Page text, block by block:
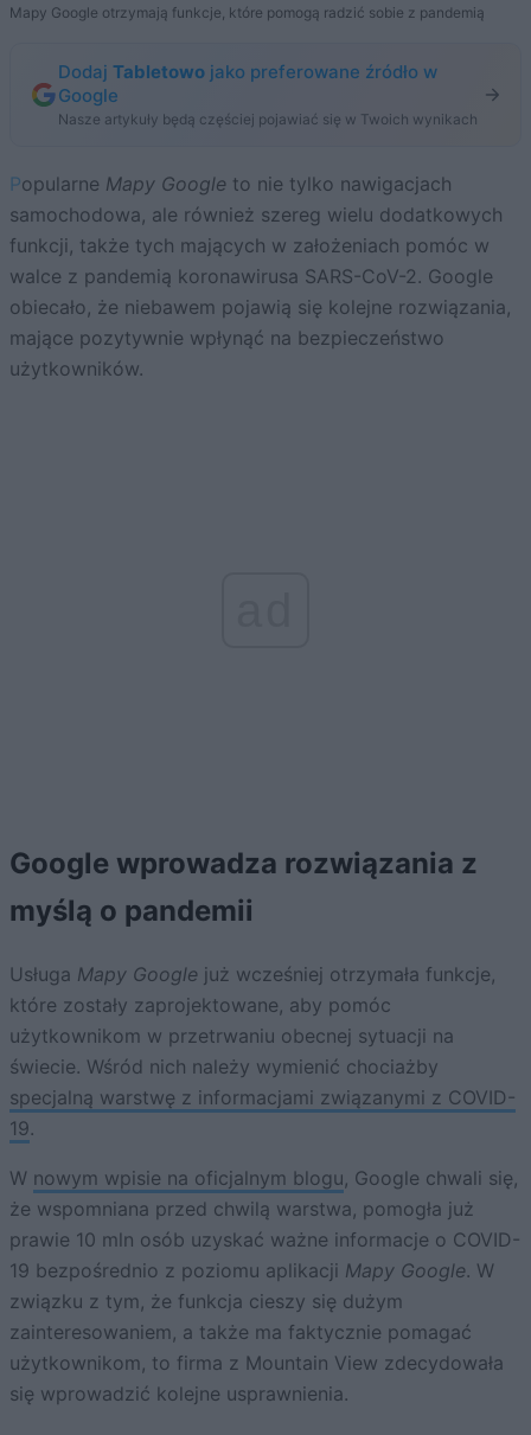
Mapy Google otrzymają funkcje, które pomogą radzić sobie z pandemią
Dodaj Tabletowo jako preferowane źródło w
Google
Nasze artykuły będą częściej pojawiać się w Twoich wynikach
Popularne Mapy Google to nie tylko nawigacjach
samochodowa, ale również szereg wielu dodatkowych
funkcji, także tych mających w założeniach pomóc w
walce z pandemią koronawirusa SARS-CoV-2. Google
obiecało, że niebawem pojawią się kolejne rozwiązania,
mające pozytywnie wpłynąć na bezpieczeństwo
użytkowników.
Google wprowadza rozwiązania z
myślą o pandemii
Usługa Mapy Google już wcześniej otrzymała funkcje,
które zostały zaprojektowane, aby pomóc
użytkownikom w przetrwaniu obecnej sytuacji na
świecie. Wśród nich należy wymienić chociażby
specjalną warstwę z informacjami związanymi z COVID-
19.
W nowym wpisie na oficjalnym blogu, Google chwali się,
że wspomniana przed chwilą warstwa, pomogła już
prawie 10 mln osób uzyskać ważne informacje o COVID-
19 bezpośrednio z poziomu aplikacji Mapy Google. W
związku z tym, że funkcja cieszy się dużym
zainteresowaniem, a także ma faktycznie pomagać
użytkownikom, to firma z Mountain View zdecydowała
się wprowadzić kolejne usprawnienia.